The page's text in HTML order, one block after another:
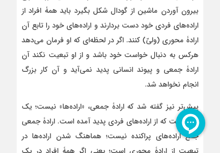
بیرون آوردن ماشین از گودال شکل بگیرد باید همۀ افراد از
اراده‌های فردی خود دست بردارند و اراده‌های خود را تابع آن
ارادۀ محوری (ولیّ) کنند. اگر در لحظه‌ای که او فرمان می‌دهد
هرکس به دنبال خواست خود باشد و از او تبعیت نکند آن
ارادۀ جمعی و پیوند انسانی پدید نمی‌آید و آن کار بزرگ
انجام نخواهد شد.
پیش‌تر نیز گفته شد که ارادۀ جمعی، «اراده‌ها» نیست؛ یک
اراده است که از اراده‌های فردی پدید آمده است. ارادۀ جمعی
جمع اراده‌های پراکنده نیست؛ هماهنگ شدن اراده‌ها در